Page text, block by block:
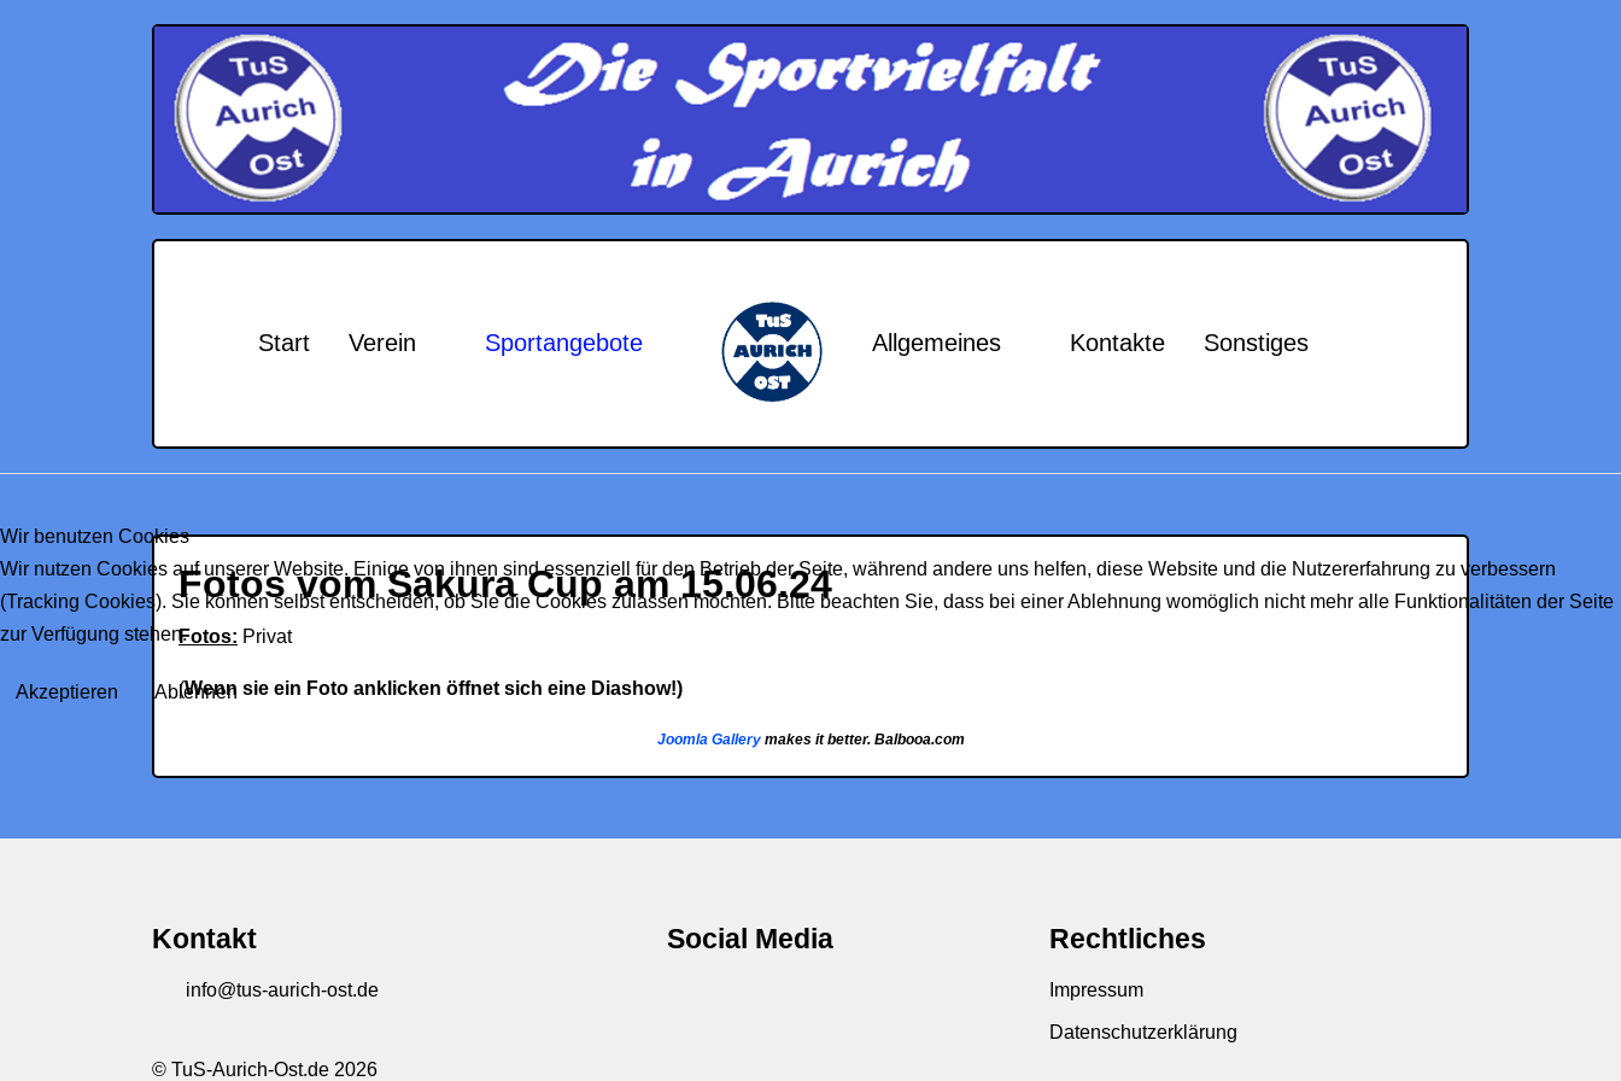
Start Verein Sportangebote Allgemeines Kontakte Sonstiges
Fotos vom Sakura Cup am 15.06.24
Fotos: Privat
(Wenn sie ein Foto anklicken öffnet sich eine Diashow!)
Joomla Gallerymakes it better. Balbooa.com
Kontakt
info@tus-aurich-ost.de
Social Media Rechtliches
Impressum
Datenschutzerklärung
© TuS-Aurich-Ost.de 2026
Wir benutzen Cookies
Wir nutzen Cookies auf unserer Website. Einige von ihnen sind essenziell für den Betrieb der Seite, während andere uns helfen, diese Website und die Nutzererfahrung zu verbessern
(Tracking Cookies). Sie können selbst entscheiden, ob Sie die Cookies zulassen möchten. Bitte beachten Sie, dass bei einer Ablehnung womöglich nicht mehr alle Funktionalitäten der Seite
zur Verfügung stehen.
Akzeptieren Ablehnen